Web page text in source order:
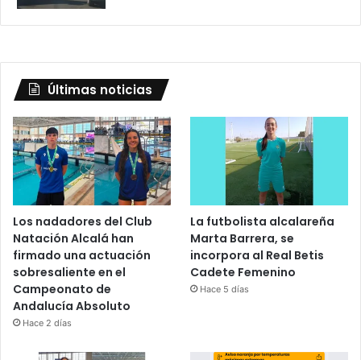
Últimas noticias
Los nadadores del Club
Natación Alcalá han
firmado una actuación
sobresaliente en el
Campeonato de
Andalucía Absoluto
Hace 2 días
La futbolista alcalareña
Marta Barrera, se
incorpora al Real Betis
Cadete Femenino
Hace 5 días